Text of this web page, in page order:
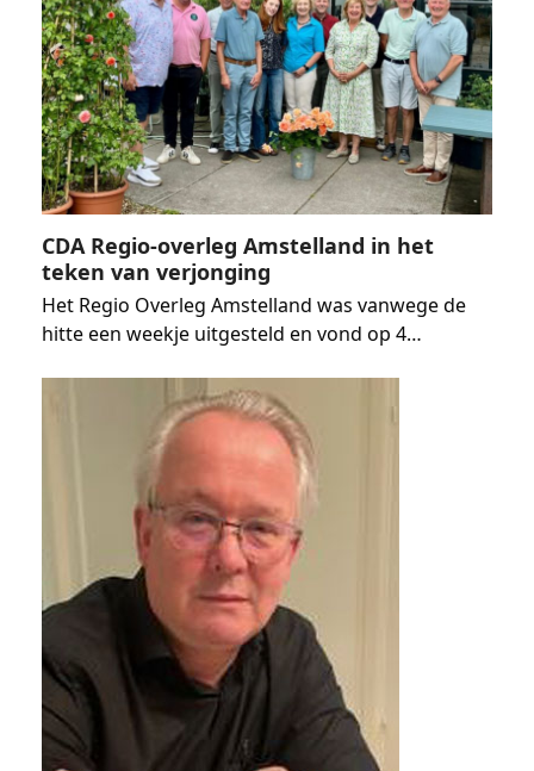
CDA Regio-overleg Amstelland in het
teken van verjonging
Het Regio Overleg Amstelland was vanwege de
hitte een weekje uitgesteld en vond op 4…